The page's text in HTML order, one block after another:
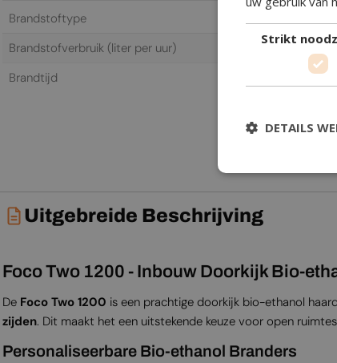
Brandstoftype
Brandstofverbruik (liter per uur)
0,72 L/h
Brandtijd
6,0 h
Uitgebreide Beschrijving
Foco Two 1200 - Inbouw Doorkijk Bio-
De Foco Two 1200 is een prachtige doorkijk bio-ethanol
zijden. Dit maakt het een uitstekende keuze voor open
Personaliseerbare Bio-ethanol Branders
Strikt
DETAILS